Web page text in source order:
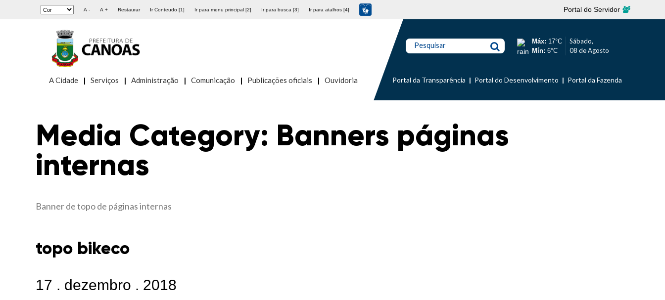
A - A + Restaurar Ir Conteudo [1] Ir para menu principal [2] Ir para busca [3] Ir para atalhos [4] Portal do Servidor
A Cidade Serviços Administração Comunicação Publicações oficiais Ouvidoria
Pesquisar Máx: 17°C
Mín: 6°C
Sábado,
08 de Agosto
Portal da Transparência Portal do Desenvolvimento Portal da Fazenda
Media Category: Banners páginas
internas
Banner de topo de páginas internas
topo bikeco
17 . dezembro . 2018